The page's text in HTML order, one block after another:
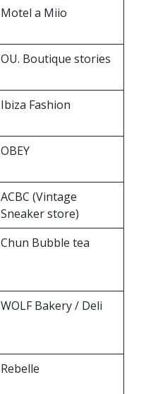
Motel a Miio
OU. Boutique stories
Ibiza Fashion
OBEY
ACBC (Vintage
Sneaker store)
Chun Bubble tea
WOLF Bakery / Deli
Rebelle